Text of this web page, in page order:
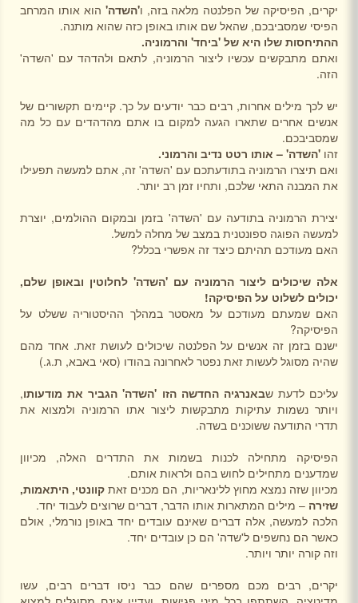
יקרים, הפיסיקה של הפלנטה מלאה בזה, ו'השדה' הוא אותו המרחב
הפיסי שמסביבכם, שהאל שם אותו באופן כזה שהוא מותנה.
ההתיחסות שלו היא של 'ביחד' והרמוניה.
ואתם מתבקשים עכשיו ליצור הרמוניה, לתאם ולהדהד עם 'השדה'
הזה.
יש לכך מילים אחרות, רבים כבר יודעים על כך. קיימים תקשורים של
אנשים אחרים שתארו הגעה למקום בו אתם מהדהדים עם כל מה
שמסביבכם.
זהו 'השדה' – אותו רטט נדיב והרמוני.
ואם תיצרו הרמוניה בתודעתכם עם 'השדה' זה, אתם למעשה תפעילו
את המבנה התאי שלכם, ותחיו זמן רב יותר.
יצירת הרמוניה בתודעה עם 'השדה' בזמן ובמקום ההולמים, יוצרת
למעשה הפוגה ספונטנית במצב של מחלה למשל.
האם מעודכם תהיתם כיצד זה אפשרי בכלל?
אלה שיכולים ליצור הרמוניה עם 'השדה' לחלוטין ובאופן שלם,
יכולים לשלוט על הפיסיקה!
האם שמעתם מעודכם על מאסטר במהלך ההיסטוריה ששלט על
הפיסיקה?
ישנם בזמן זה אנשים על הפלנטה שיכולים לעושת זאת. אחד מהם
שהיה מסוגל לעשות זאת נפטר לאחרונה בהודו (סאי באבא, ת.ג.)
עליכם לדעת שבאנרגיה החדשה הזו 'השדה' הגביר את מודעותו,
ויותר נשמות עתיקות מתבקשות ליצור אתו הרמוניה ולמצוא את
תדרי התודעה ששוכנים בשדה.
הפיסיקה מתחילה לכנות בשמות את התדרים האלה, מכיוון
שמדענים מתחילים לחוש בהם ולראות אותם.
מכיוון שזה נמצא מחוץ ללינאריות, הם מכנים זאת קוונטי, היתאמות,
שזירה – מילים המתארות אותו הדבר, דברים שרוצים לעבוד יחד.
הלכה למעשה, אלה דברים שאינם עובדים יחד באופן נורמלי, אולם
כאשר הם נחשפים ל'שדה' הם כן עובדים יחד.
וזה קורה יותר ויותר.
יקרים, רבים מכם מספרים שהם כבר ניסו דברים רבים, עשו